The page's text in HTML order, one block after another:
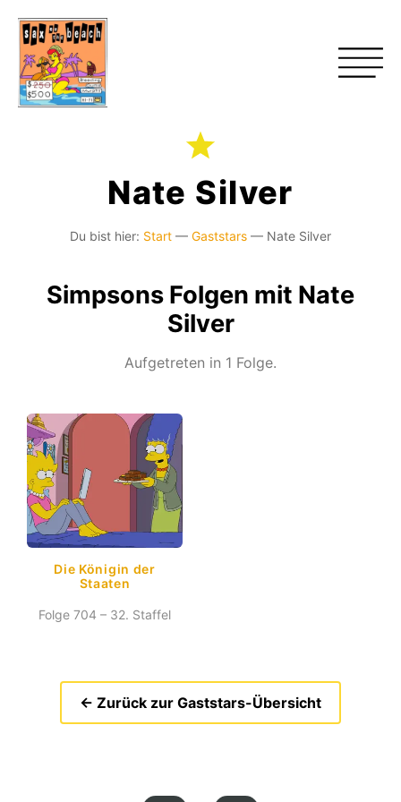
Nate Silver
Du bist hier: Start — Gaststars — Nate Silver
Simpsons Folgen mit Nate
Silver
Aufgetreten in 1 Folge.
Die Königin der
Staaten
Folge 704 – 32. Staffel
← Zurück zur Gaststars-Übersicht